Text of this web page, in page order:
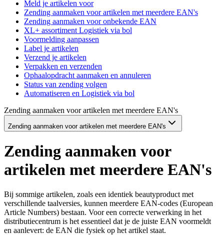
Meld je artikelen voor
Zending aanmaken voor artikelen met meerdere EAN's
Zending aanmaken voor onbekende EAN
XL+ assortiment Logistiek via bol
Voormelding aanpassen
Label je artikelen
Verzend je artikelen
Verpakken en verzenden
Ophaalopdracht aanmaken en annuleren
Status van zending volgen
Automatiseren en Logistiek via bol
Zending aanmaken voor artikelen met meerdere EAN's
Zending aanmaken voor artikelen met meerdere EAN's
Zending aanmaken voor
artikelen met meerdere EAN's
Bij sommige artikelen, zoals een identiek beautyproduct met
verschillende taalversies, kunnen meerdere EAN-codes (European
Article Numbers) bestaan. Voor een correcte verwerking in het
distributiecentrum is het essentieel dat je de juiste EAN voormeldt
en aanlevert: de EAN die fysiek op het artikel staat.